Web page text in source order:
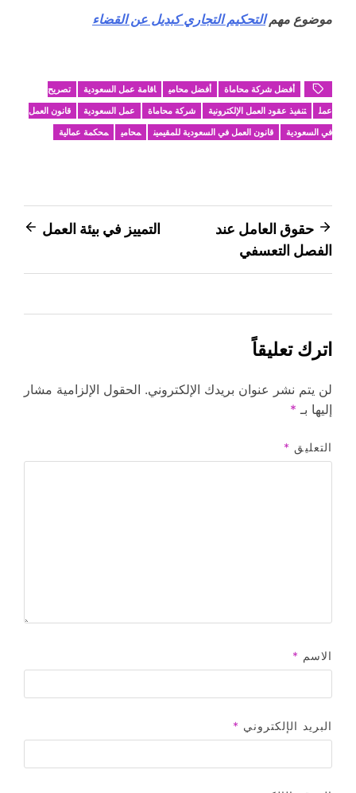
موضوع مهمالتحكيم التجاري كبديل عن القضاء
أفضل شركة محاماة أفضل محامي اقامة عمل السعودية
تصريح
عمل
تنفيذ عقود العمل الإلكترونية شركة محاماة عمل السعودية
قانون العمل
في السعودية
قانون العمل في السعودية للمقيمين محامي محكمة عمالية
تصفّح
المقالات
حقوق العامل عند
الفصل التعسفي
التمييز في بيئة العمل
اترك تعليقاً
لن يتم نشر عنوان بريدك الإلكتروني. الحقول الإلزامية مشار
إليها بـ *
التعليق *
الاسم *
البريد الإلكتروني *